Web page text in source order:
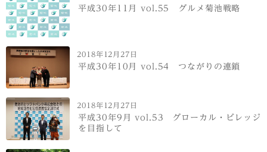
平成30年11月 vol.55 グルメ菊池戦略
2018年12月27日
平成30年10月 vol.54 つながりの連鎖
2018年12月27日
平成30年9月 vol.53 グローカル・ビレッジ
を目指して